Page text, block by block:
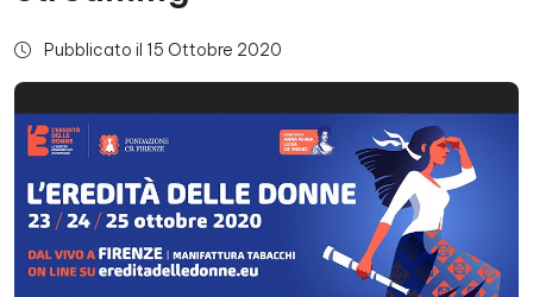
Pubblicato il 15 Ottobre 2020